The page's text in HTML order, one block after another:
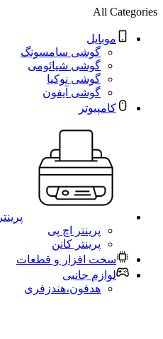
All Categories
موبایل
گوشی سامسونگ
گوشی شیائومی
گوشی نوکیا
گوشی آیفون
کامپیوتر
پرینتر
پرینتر اچ پی
پرینتر کانن
سخت افزار و قطعات
لوازم جانبی
هدفون،هندزفری